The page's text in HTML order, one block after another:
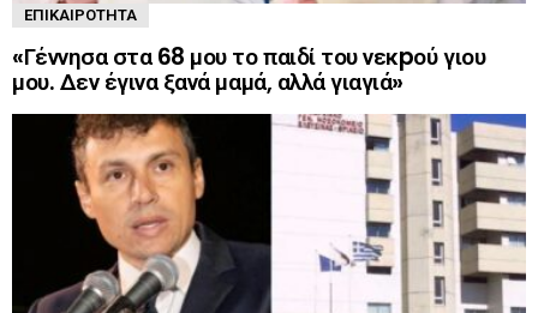
ΕΠΙΚΑΙΡΌΤΗΤΑ
«Γέννησα στα 68 μου το παιδί του νεκpού γιου
μου. Δεν έγινα ξανά μαμά, αλλά γιαγιά»